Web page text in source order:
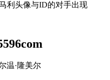
利头像与ID的对手出现
温·隆美尔